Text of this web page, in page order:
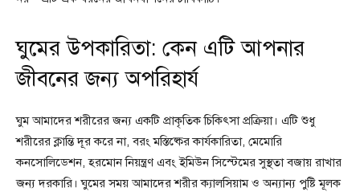
ঘুমের উপকারিতা: কেন এটি আপনার
জীবনের জন্য অপরিহার্য
ঘুম আমাদের শরীরের জন্য একটি প্রাকৃতিক চিকিৎসা প্রক্রিয়া। এটি শুধু
শরীরের ক্লান্তি দূর করে না, বরং মস্তিষ্কের কার্যকারিতা, মেমোরি
কনসোলিডেশন, হরমোন নিয়ন্ত্রণ এবং ইমিউন সিস্টেমের সুস্থতা বজায় রাখার
জন্য দরকারি। ঘুমের সময় আমাদের শরীর ক্যালসিয়াম ও অন্যান্য পুষ্টি মূলক